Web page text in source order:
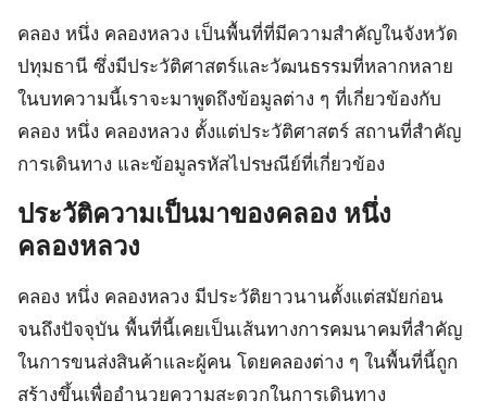
คลอง หนึ่ง คลองหลวง เป็นพื้นที่ที่มีความสำคัญในจังหวัด
ปทุมธานี ซึ่งมีประวัติศาสตร์และวัฒนธรรมที่หลากหลาย
ในบทความนี้เราจะมาพูดถึงข้อมูลต่าง ๆ ที่เกี่ยวข้องกับ
คลอง หนึ่ง คลองหลวง ตั้งแต่ประวัติศาสตร์ สถานที่สำคัญ
การเดินทาง และข้อมูลรหัสไปรษณีย์ที่เกี่ยวข้อง
ประวัติความเป็นมาของคลอง หนึ่ง
คลองหลวง
คลอง หนึ่ง คลองหลวง มีประวัติยาวนานตั้งแต่สมัยก่อน
จนถึงปัจจุบัน พื้นที่นี้เคยเป็นเส้นทางการคมนาคมที่สำคัญ
ในการขนส่งสินค้าและผู้คน โดยคลองต่าง ๆ ในพื้นที่นี้ถูก
สร้างขึ้นเพื่ออำนวยความสะดวกในการเดินทาง